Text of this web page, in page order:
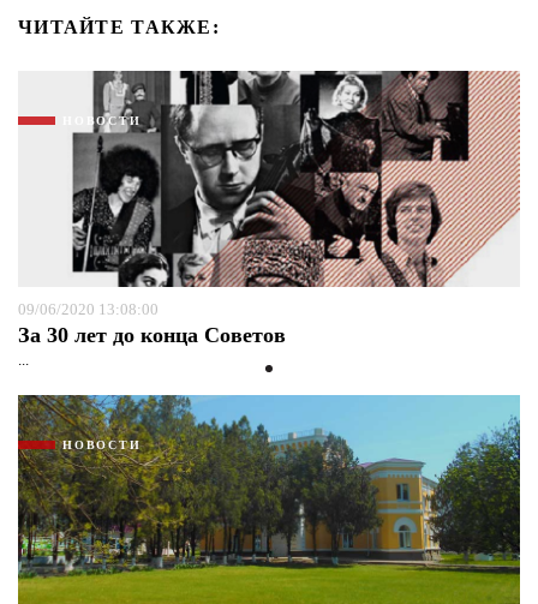
ЧИТАЙТЕ ТАКЖЕ:
НОВОСТИ
09/06/2020 13:08:00
За 30 лет до конца Советов
...
НОВОСТИ